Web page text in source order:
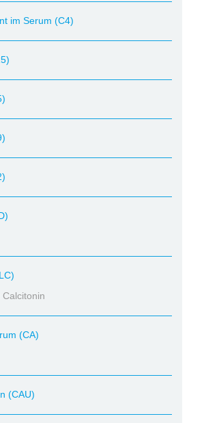
im Serum (C4)
Calcitonin
(CA)
(CAU)